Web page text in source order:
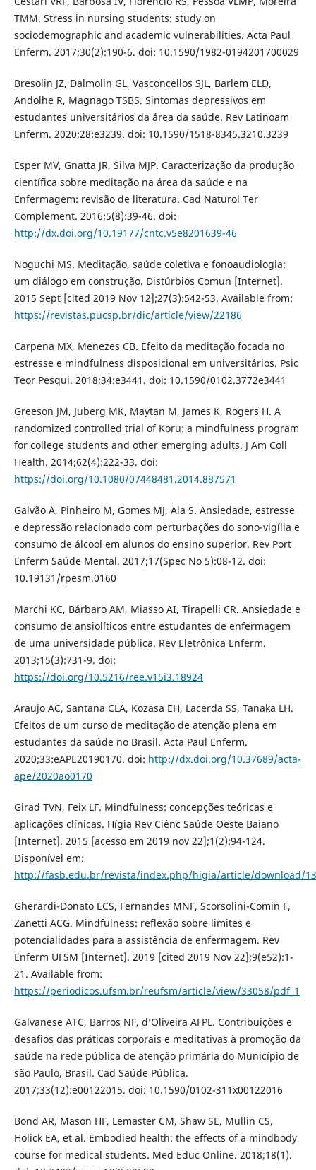
TMM. Stress in nursing students: study on
sociodemographic and academic vulnerabilities. Acta Paul
Enferm. 2017;30(2):190-6. doi: 10.1590/1982-0194201700029
Bresolin JZ, Dalmolin GL, Vasconcellos SJL, Barlem ELD,
Andolhe R, Magnago TSBS. Sintomas depressivos em
estudantes universitários da área da saúde. Rev Latinoam
Enferm. 2020;28:e3239. doi: 10.1590/1518-8345.3210.3239
Esper MV, Gnatta JR, Silva MJP. Caracterização da produção
científica sobre meditação na área da saúde e na
Enfermagem: revisão de literatura. Cad Naturol Ter
Complement. 2016;5(8):39-46. doi:
http://dx.doi.org/10.19177/cntc.v5e8201639-46
Noguchi MS. Meditação, saúde coletiva e fonoaudiologia:
um diálogo em construção. Distúrbios Comun [Internet].
2015 Sept [cited 2019 Nov 12];27(3):542-53. Available from:
https://revistas.pucsp.br/dic/article/view/22186
Carpena MX, Menezes CB. Efeito da meditação focada no
estresse e mindfulness disposicional em universitários. Psic
Teor Pesqui. 2018;34:e3441. doi: 10.1590/0102.3772e3441
Greeson JM, Juberg MK, Maytan M, James K, Rogers H. A
randomized controlled trial of Koru: a mindfulness program
for college students and other emerging adults. J Am Coll
Health. 2014;62(4):222-33. doi:
https://doi.org/10.1080/07448481.2014.887571
Galvão A, Pinheiro M, Gomes MJ, Ala S. Ansiedade, estresse
e depressão relacionado com perturbações do sono-vigília e
consumo de álcool em alunos do ensino superior. Rev Port
Enferm Saúde Mental. 2017;17(Spec No 5):08-12. doi:
10.19131/rpesm.0160
Marchi KC, Bárbaro AM, Miasso AI, Tirapelli CR. Ansiedade e
consumo de ansiolíticos entre estudantes de enfermagem
de uma universidade pública. Rev Eletrônica Enferm.
2013;15(3):731-9. doi:
https://doi.org/10.5216/ree.v15i3.18924
Araujo AC, Santana CLA, Kozasa EH, Lacerda SS, Tanaka LH.
Efeitos de um curso de meditação de atenção plena em
estudantes da saúde no Brasil. Acta Paul Enferm.
2020;33:eAPE20190170. doi: http://dx.doi.org/10.37689/acta-
ape/2020ao0170
Girad TVN, Feix LF. Mindfulness: concepções teóricas e
aplicações clínicas. Hígia Rev Ciênc Saúde Oeste Baiano
[Internet]. 2015 [acesso em 2019 nov 22];1(2):94-124.
Disponível em:
http://fasb.edu.br/revista/index.php/higia/article/download/
Gherardi-Donato ECS, Fernandes MNF, Scorsolini-Comin F,
Zanetti ACG. Mindfulness: reflexão sobre limites e
potencialidades para a assistência de enfermagem. Rev
Enferm UFSM [Internet]. 2019 [cited 2019 Nov 22];9(e52):1-
21. Available from:
https://periodicos.ufsm.br/reufsm/article/view/33058/pdf_1
Galvanese ATC, Barros NF, d’Oliveira AFPL. Contribuições e
desafios das práticas corporais e meditativas à promoção da
saúde na rede pública de atenção primária do Município de
são Paulo, Brasil. Cad Saúde Pública.
2017;33(12):e00122015. doi: 10.1590/0102-311x00122016
Bond AR, Mason HF, Lemaster CM, Shaw SE, Mullin CS,
Holick EA, et al. Embodied health: the effects of a mindbody
course for medical students. Med Educ Online. 2018;18(1).